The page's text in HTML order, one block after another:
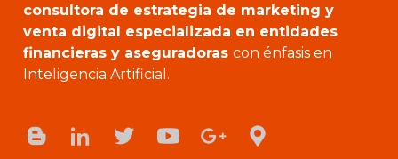
consultora de estrategia de marketing y
venta digital especializada en entidades
financieras y aseguradoras con énfasis en
Inteligencia Artificial.